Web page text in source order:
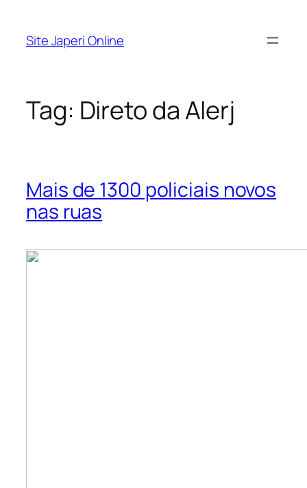
Site Japeri Online
Tag: Direto da Alerj
Mais de 1300 policiais novos
nas ruas